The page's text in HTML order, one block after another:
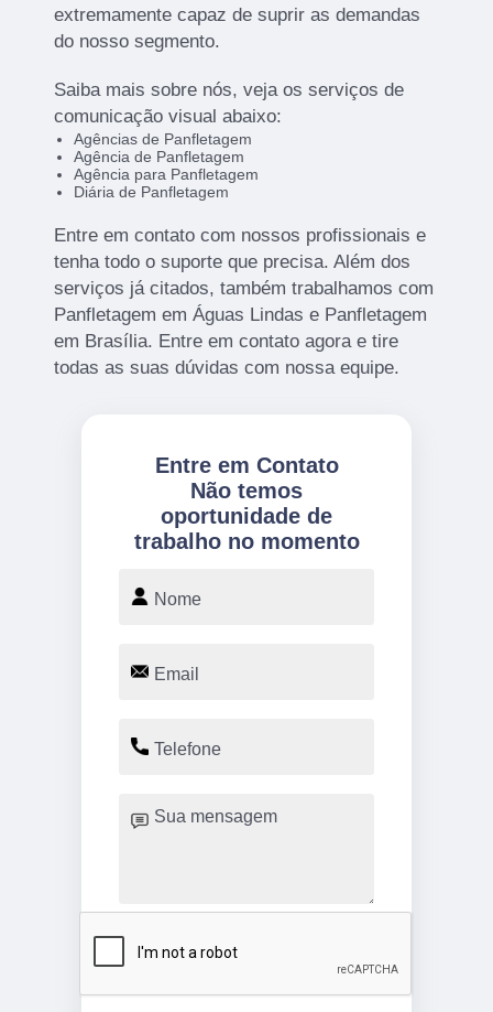
extremamente capaz de suprir as demandas
do nosso segmento.
Saiba mais sobre nós, veja os serviços de
comunicação visual abaixo:
Agências de Panfletagem
Agência de Panfletagem
Agência para Panfletagem
Diária de Panfletagem
Entre em contato com nossos profissionais e
tenha todo o suporte que precisa. Além dos
serviços já citados, também trabalhamos com
Panfletagem em Águas Lindas e Panfletagem
em Brasília. Entre em contato agora e tire
todas as suas dúvidas com nossa equipe.
Entre em Contato
Não temos
oportunidade de
trabalho no momento